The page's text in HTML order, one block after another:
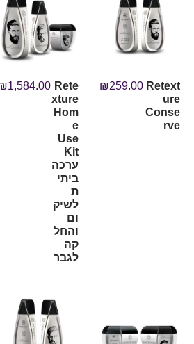
Retext
ure
Conse
rve
₪259.00
Rete
xture
Hom
e
Use
Kit
ערכה
ביתי
ת
לשיק
ום
והחל
קה
לגבר
1,584.00